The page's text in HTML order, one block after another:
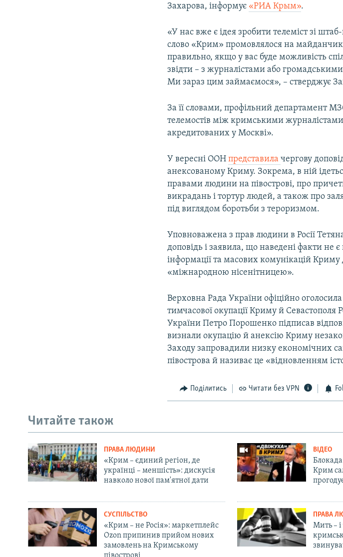
Захарова, інформує «РИА Крым».
«У нас вже є ідея зробити телеміст зі
слово «Крим» промовлялося на
правильно, якщо у вас буде можливість
звідти – з журналістами або
Ми зараз цим займаємося», – стверджує
За її словами, профільний департамент
телемостів між кримськими
акредитованих у Москві».
У вересні ООНпредставилачергову
анексованому Криму. Зокрема, в ній
правами людини на півострові, про
викрадань і тортур людей, а також про
під виглядом боротьби з тероризмом.
Уповноважена з прав людини в Росії
доповідь і заявила, що наведені факти не
інформації та масових комунікацій
«міжнародною нісенітницею».
Верховна Рада України офіційно
тимчасової окупації Криму й Севастополя
України Петро Порошенко підписав
визнали окупацію й анексію Криму
Заходу запровадили низку економічних
півострова й називає це «відновленням
Поділитись Читати без VPN
Читайте також
ПРАВА ЛЮДИНИ
«Крим – єдиний регіон, де
українці – меншість»: дискусія
навколо нової пам'ятної дати
ВІДЕО
Блокада
Крим
СУСПІЛЬСТВО
«Крим – не Росія»: маркетплейс
Ozon припинив прийом нових
замовлень на Кримському
півострові
ПРАВА
Мить –